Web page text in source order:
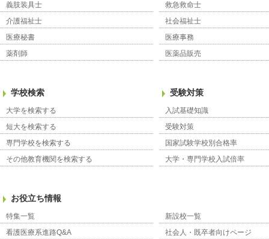
義肢装具士
救急救命士
介護福祉士
社会福祉士
医療秘書
医療事務
薬剤師
医薬品販売
学校検索
大学を検索する
短大を検索する
専門学校を検索する
その他教育機関を検索する
受験対策
入試基礎知識
受験対策
国家試験学校別合格率
大学・専門学校入試倍率
お役立ち情報
特集一覧
新設校一覧
看護医療系進路Q&A
社会人・既卒者向けページ